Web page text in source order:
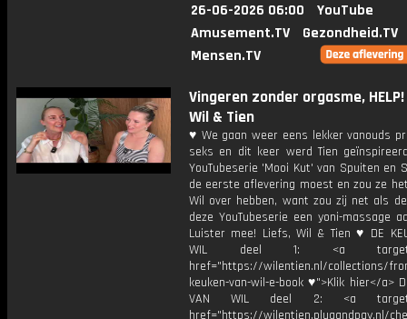
26-06-2026 06:00
YouTube
Amusement.TV
Gezondheid.TV
Mensen.TV
Vingeren zonder orgasme, HELP!
Wil & Tien
♥ We gaan weer eens lekker vanouds
seks en dit keer werd Tien
YouTubeserie 'Mooi Kut' van Spuiten en
de eerste aflevering moest en zou ze
Wil over hebben, want zou zij net als
deze YouTubeserie een yoni-massage
Luister mee! Liefs, Wil & Tien ♥ DE
WIL deel 1: <a
href="https://wilentien.nl/collections/
keuken-van-wil-e-book ♥">Klik hier</a>
VAN WIL deel 2: <a
href="https://wilentien.plugandpay.nl/